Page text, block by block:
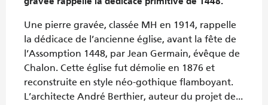
gravée rappelle la dédicace primitive de 1448.
Une pierre gravée, classée MH en 1914, rappelle
la dédicace de l’ancienne église, avant la fête de
l’Assomption 1448, par Jean Germain, évêque de
Chalon. Cette église fut démolie en 1876 et
reconstruite en style néo-gothique flamboyant.
L’architecte André Berthier, auteur du projet de...